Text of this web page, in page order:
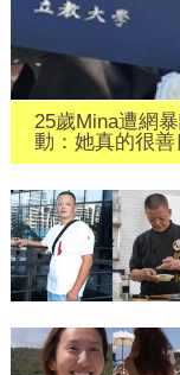
25歲Mina遭網
動：她真的很善